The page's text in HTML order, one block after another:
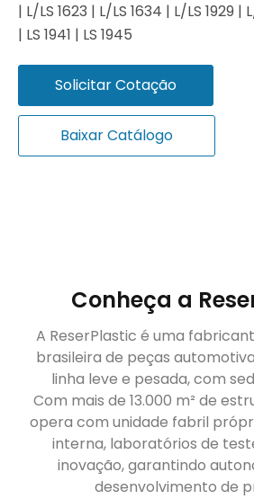
| L/LS 1623 | L/LS 1634 | L/LS 1929 |
| LS 1941 | LS 1945
Solicitar Cotação
Baixar Catálogo
Conheça a
A ReserPlastic é uma
brasileira de peças
linha leve e pesada, com
Com mais de 13.000 m² de
opera com unidade fabril
interna, laboratórios de
inovação, garantindo
desenvolvimento de